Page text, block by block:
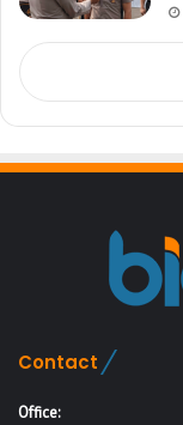
Contact
Office: